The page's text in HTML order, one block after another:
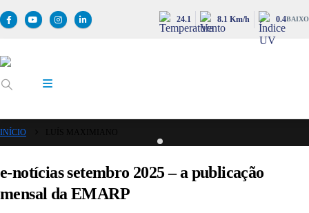
24.1 8.1 Km/h 0.4BAIXO
INÍCIO
e-notícias setembro 2025 – a publicação
mensal da EMARP